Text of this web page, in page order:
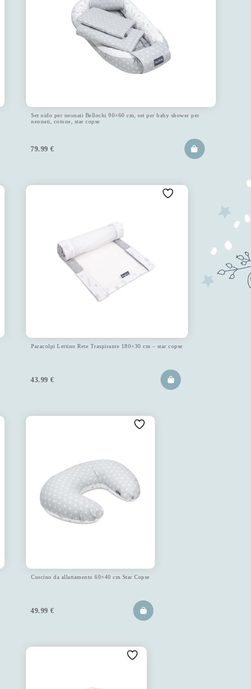
Set nido per neonati Bellochi 90×60 cm, set per baby shower per
neonati, cotone, star copse
79.99 €
Paracolpi Lettino Rete Traspirante 180×30 cm – star copse
43.99 €
Cuscino da allattamento 60×40 cm Star Copse
49.99 €